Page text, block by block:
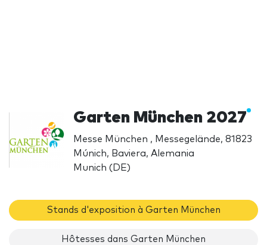
Garten München 2027
Messe München , Messegelände, 81823
Múnich, Baviera, Alemania
Munich (DE)
Stands d'exposition à Garten München
Hôtesses dans Garten München